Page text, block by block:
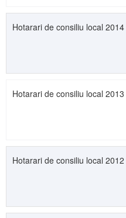
Hotarari de consiliu local 2014
Hotarari de consiliu local 2013
Hotarari de consiliu local 2012